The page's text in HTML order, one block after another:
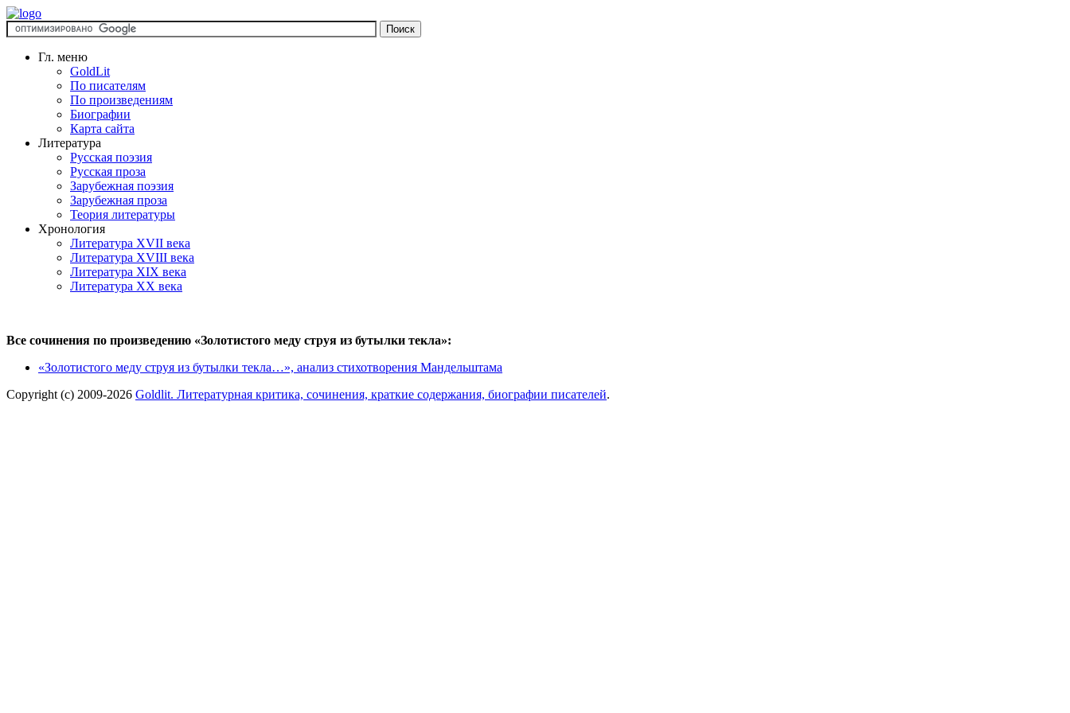
Гл. меню
GoldLit
По писателям
По произведениям
Биографии
Карта сайта
Литература
Русская поэзия
Русская проза
Зарубежная поэзия
Зарубежная проза
Теория литературы
Хронология
Литература XVII века
Литература XVIII века
Литература XIX века
Литература XX века
Все сочинения по произведению «Золотистого меду струя из бутылки текла»:
«Золотистого меду струя из бутылки текла…», анализ стихотворения Мандельштама
Copyright (c) 2009-2026 Goldlit. Литературная критика, сочинения, краткие содержания, биографии писателей.